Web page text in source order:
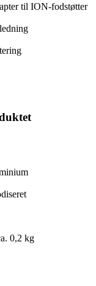
til ION-fodstøtter
0,2 kg